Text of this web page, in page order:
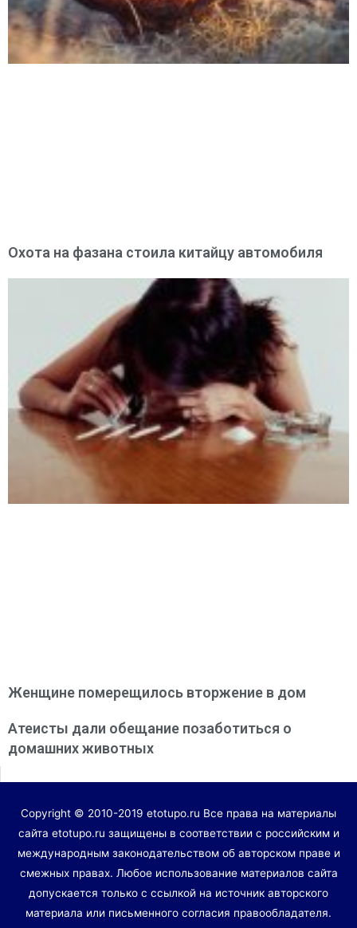
Охота на фазана стоила китайцу автомобиля
Женщине померещилось вторжение в дом
Атеисты дали обещание позаботиться о
домашних животных
Copyright © 2010-2019 etotupo.ru Все права на материалы
сайта etotupo.ru защищены в соответствии с российским и
международным законодательством об авторском праве и
смежных правах. Любое использование материалов сайта
допускается только с ссылкой на источник авторского
материала или письменного согласия правообладателя.